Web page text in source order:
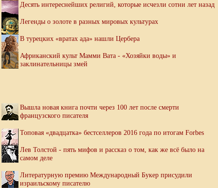
Десять интереснейших религий, которые исчезли сотни лет назад
Легенды о золоте в разных мировых культурах
В турецких «вратах ада» нашли Цербера
Африканский культ Мамми Вата - «Хозяйки воды» и
заклинательницы змей
Вышла новая книга почти через 100 лет после смерти
французского писателя
Топовая «двадцатка» бестселлеров 2016 года по итогам Forbes
Лев Толстой - пять мифов и рассказ о том, как же всё было на
самом деле
Литературную премию Международный Букер присудили
израильскому писателю